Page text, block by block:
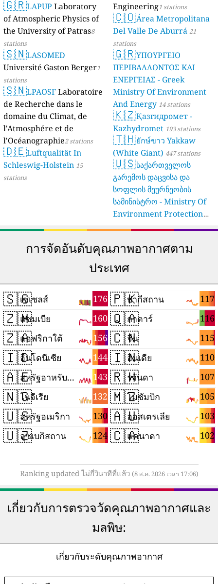
(Landesamt Für Natur,
Umwelt Und
Verbraucherschutz NRW)
61 stations
🇬🇷LAPUP Laboratory
of Atmospheric Physics of
the University of Patras8
stations
🇸🇳LASOMED
Université Gaston Berger1
stations
🇸🇳LPAOSF Laboratoire
de Recherche dans le
domaine du Climat, de
l'Atmosphére et de
l'Océanographie2 stations
🇩🇪Luftqualität In
Schleswig-Holstein 15
stations
Engineering1 stations
🇨🇴Área Metropolitana
Del Valle De Aburrá 21
stations
🇬🇷ΥΠΟΥΡΓΕΙΟ
ΠΕΡΙΒΑΛΛΟΝΤΟΣ ΚΑΙ
ΕΝΕΡΓΕΙΑΣ - Greek
Ministry Of Environment
And Energy 14 stations
🇰🇿Қазгидромет -
Kazhydromet 193 stations
🇹🇭ยักษ์ขาว Yakkaw
(White Giant) 447 stations
🇺🇸საქართველოს
გარემოს დაცვისა და
სოფლის მეურნეობის
სამინისტრო - Ministry Of
Environment Protection
การจัดอันดับคุณภาพอากาศตาม
ประเทศ
🇸🇨 176
เซเชลส์
🇿🇲 160
แซมเบีย
🇿🇦 156
แอฟริกาใต้
🇮🇩 144
อินโดนีเซีย
🇦🇪 143
สหรัฐอาหรับเอมิเรตส์
🇳🇬 132
ไนจีเรีย
🇺🇸 130
สหรัฐอเมริกา
🇺🇿 124
อุซเบกิสถาน
🇵🇰 117
ปากีสถาน
🇶🇦 116
กาตาร์
🇨🇳 115
จีน
🇮🇳 110
อินเดีย
🇷🇼 107
รวันดา
🇲🇿 105
โมซัมบิก
🇦🇺 103
ออสเตรเลีย
🇨🇦 102
แคนาดา
Ranking updated ไม่กี่วินาทีที่แล้ว (8 ส.ค. 2026 เวลา 17:06)
เกี่ยวกับการตรวจวัดคุณภาพอากาศและ
มลพิษ:
เกี่ยวกับระดับคุณภาพอากาศ